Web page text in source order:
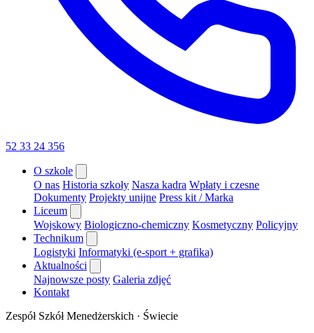
52 33 24 356
O szkole
O nas Historia szkoły Nasza kadra Wpłaty i czesne
Dokumenty Projekty unijne Press kit / Marka
Liceum
Wojskowy Biologiczno-chemiczny Kosmetyczny Policyjny
Technikum
Logistyki Informatyki (e-sport + grafika)
Aktualności
Najnowsze posty Galeria zdjęć
Kontakt
Zespół Szkół Menedżerskich · Świecie